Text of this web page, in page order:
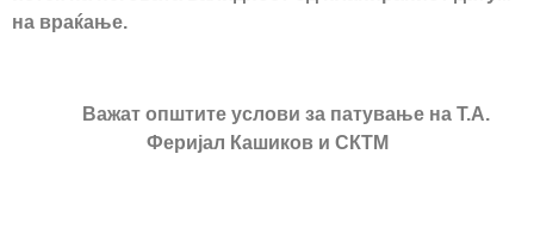
на враќање.
Важат општите услови за патување на Т.А.
Феријал Кашиков и СКТМ